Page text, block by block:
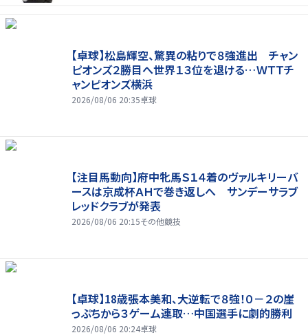
【卓球】松島輝空、驚異の粘りで８強進出 チャン
ピオンズ２勝目へ世界１３位を退ける…ＷＴＴチ
ャンピオンズ横浜
2026/08/06 20:35卓球
【注目馬動向】府中牝馬Ｓ１４着のヴァルキリーバ
ースは京成杯ＡＨで巻き返しへ サンデーサラブ
レッドクラブが発表
2026/08/06 20:15その他競技
【卓球】18歳張本美和、大逆転で８強！０－２の崖
っぷちから３ゲーム連取…中国選手に劇的勝利
2026/08/06 20:24卓球